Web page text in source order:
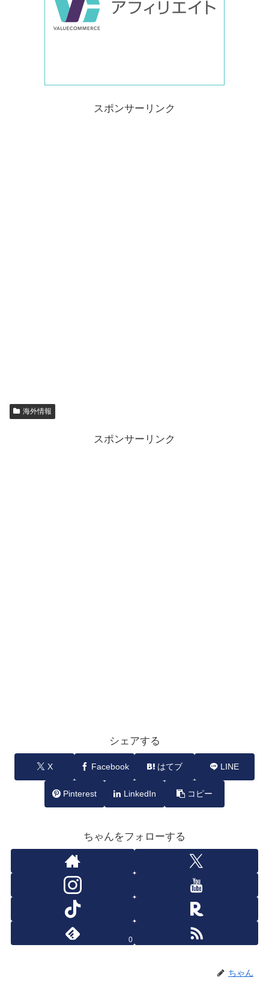
スポンサーリンク
海外情報
スポンサーリンク
シェアする
X Facebook はてブ LINE
Pinterest LinkedIn コピー
ちゃんをフォローする
0
ちゃん